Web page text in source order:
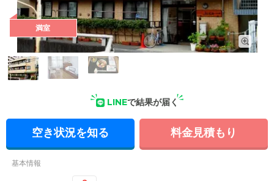
外観: 東武アーバンパークライン「北大宮駅」より徒歩約3分に
ある、グループホームです。「大宮駅」東口よりバスのご利用
も可能です。
満室
LINEで結果が届く
空き状況を知る 料金見積もり
基本情報